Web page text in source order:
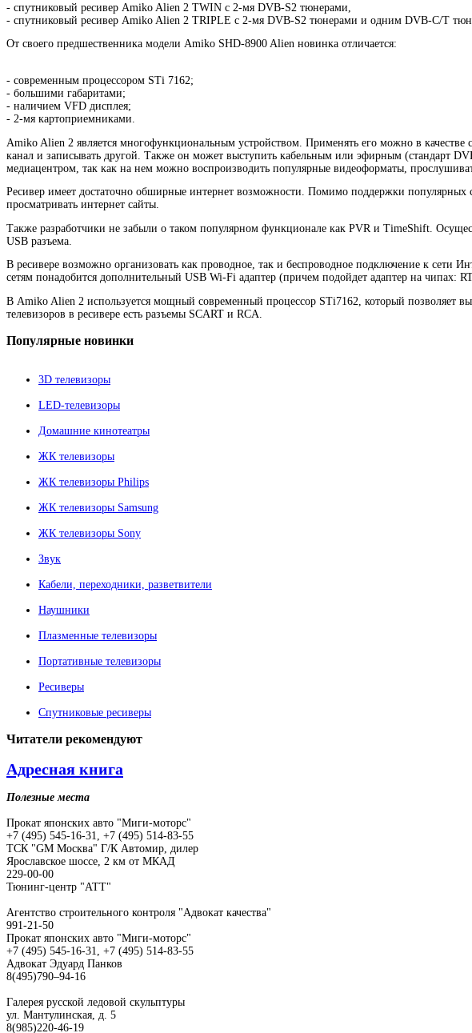
- спутниковый ресивер Amiko Alien 2 TWIN с 2-мя DVB-S2 тюнерами,
- спутниковый ресивер Amiko Alien 2 TRIPLE с 2-мя DVB-S2 тюнерами и одним DVB-C/T
От своего предшественника модели Amiko SHD-8900 Alien новинка отличается:
- современным процессором STi 7162;
- большими габаритами;
- наличием VFD дисплея;
- 2-мя картоприемниками.
Amiko Alien 2 является многофункциональным устройством. Применять его можно в
канал и записывать другой. Также он может выступить кабельным или эфирным (стандарт
медиацентром, так как на нем можно воспроизводить популярные видеоформаты,
Ресивер имеет достаточно обширные интернет возможности. Помимо поддержки популярных
просматривать интернет сайты.
Также разработчики не забыли о таком популярном функционале как PVR и TimeShift.
USB разъема.
В ресивере возможно организовать как проводное, так и беcпроводное подключение к сети
сетям понадобится дополнительный USB Wi-Fi адаптер (причем подойдет адаптер на чипах:
В Amiko Alien 2 используется мощный современный процессор STi7162, который позволяет
телевизоров в ресивере есть разъемы SCART и RCA.
Популярные новинки
3D телевизоры
LED-телевизоры
Домашние кинотеатры
ЖК телевизоры
ЖК телевизоры Philips
ЖК телевизоры Samsung
ЖК телевизоры Sony
Звук
Кабели, переходники, разветвители
Наушники
Плазменные телевизоры
Портативные телевизоры
Ресиверы
Спутниковые ресиверы
Читатели рекомендуют
Адресная книга
Полезные места
Прокат японских авто "Миги-моторс"
+7 (495) 545-16-31, +7 (495) 514-83-55
ТСК "GM Москва" Г/К Автомир, дилер
Ярославское шоссе, 2 км от МКАД
229-00-00
Тюнинг-центр "АТТ"
Агентство строительного контроля "Адвокат качества"
991-21-50
Прокат японских авто "Миги-моторс"
+7 (495) 545-16-31, +7 (495) 514-83-55
Адвокат Эдуард Панков
8(495)790–94-16
Галерея русской ледовой скульптуры
ул. Мантулинская, д. 5
8(985)220-46-19